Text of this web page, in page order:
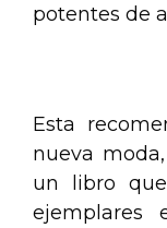
potentes de
Esta
nueva
un libro
ejemplares